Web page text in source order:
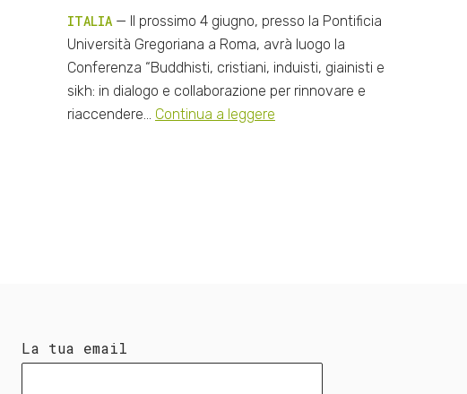
ITALIA— Il prossimo 4 giugno, presso la Pontificia
Università Gregoriana a Roma, avrà luogo la
Conferenza “Buddhisti, cristiani, induisti, giainisti e
sikh: in dialogo e collaborazione per rinnovare e
riaccendere… Continua a leggere
La tua email